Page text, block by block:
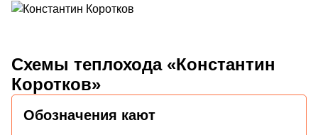
Схемы теплохода «Константин
Коротков»
Обозначения кают